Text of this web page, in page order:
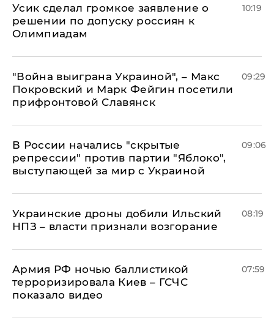
Усик сделал громкое заявление о
решении по допуску россиян к
Олимпиадам
10:19
"Война выиграна Украиной", – Макс
Покровский и Марк Фейгин посетили
прифронтовой Славянск
09:29
В России начались "скрытые
репрессии" против партии "Яблоко",
выступающей за мир с Украиной
09:06
Украинские дроны добили Ильский
НПЗ – власти признали возгорание
08:19
Армия РФ ночью баллистикой
терроризировала Киев – ГСЧС
показало видео
07:59